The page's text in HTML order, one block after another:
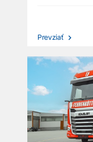
Prevziať